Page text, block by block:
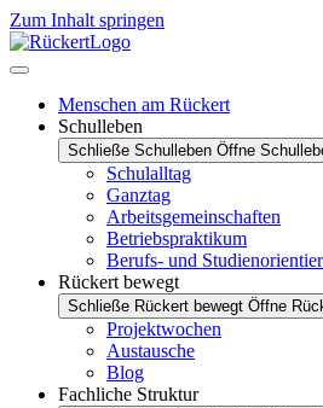
Zum Inhalt springen
Menschen am Rückert
Schulleben
Schließe Schulleben Öffne
Schulalltag
Ganztag
Arbeitsgemeinschaften
Betriebspraktikum
Berufs- und
Rückert bewegt
Schließe Rückert bewegt Öffne
Projektwochen
Austausche
Blog
Fachliche Struktur